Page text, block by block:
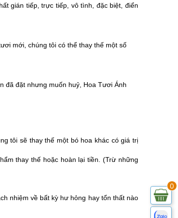
gián tiếp, trực tiếp, vô tình, đặc biệt, điển
mới, chúng tôi có thể thay thế một số
đã đặt nhưng muốn huỷ, Hoa Tươi Ánh
tôi sẽ thay thế một bó hoa khác có giá trị
thay thế hoặc hoàn lại tiền. (Trừ những
nhiệm về bất kỳ hư hỏng hay tổn thất nào
0